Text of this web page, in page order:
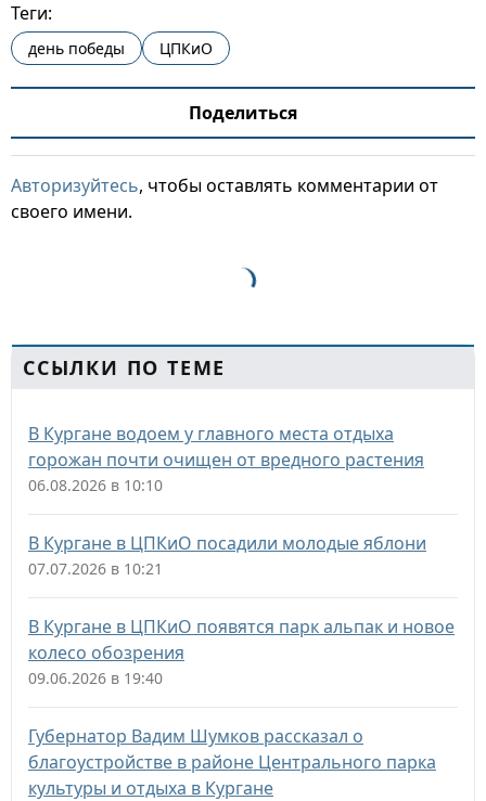
Теги:
день победы ЦПКиО
Поделиться
Авторизуйтесь, чтобы оставлять комментарии от
своего имени.
ССЫЛКИ ПО ТЕМЕ
В Кургане водоем у главного места отдыха
горожан почти очищен от вредного растения
06.08.2026 в 10:10
В Кургане в ЦПКиО посадили молодые яблони
07.07.2026 в 10:21
В Кургане в ЦПКиО появятся парк альпак и новое
колесо обозрения
09.06.2026 в 19:40
Губернатор Вадим Шумков рассказал о
благоустройстве в районе Центрального парка
культуры и отдыха в Кургане